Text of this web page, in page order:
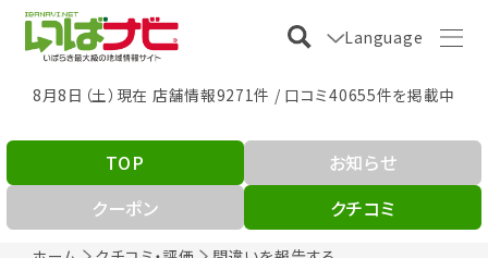
Language
8月8日（土）現在 店舗情報9271件 / 口コミ40655件を掲載中
TOP
お知らせ
クーポン
クチコミ